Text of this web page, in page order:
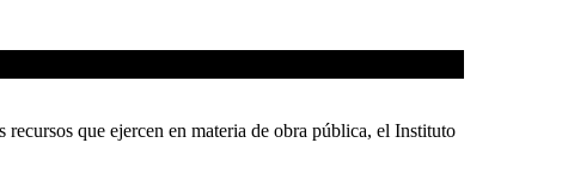
que ejercen en materia de obra pública, el Instituto